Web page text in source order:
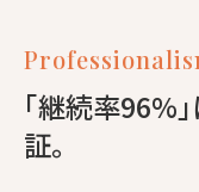
｢継続率96%
証。